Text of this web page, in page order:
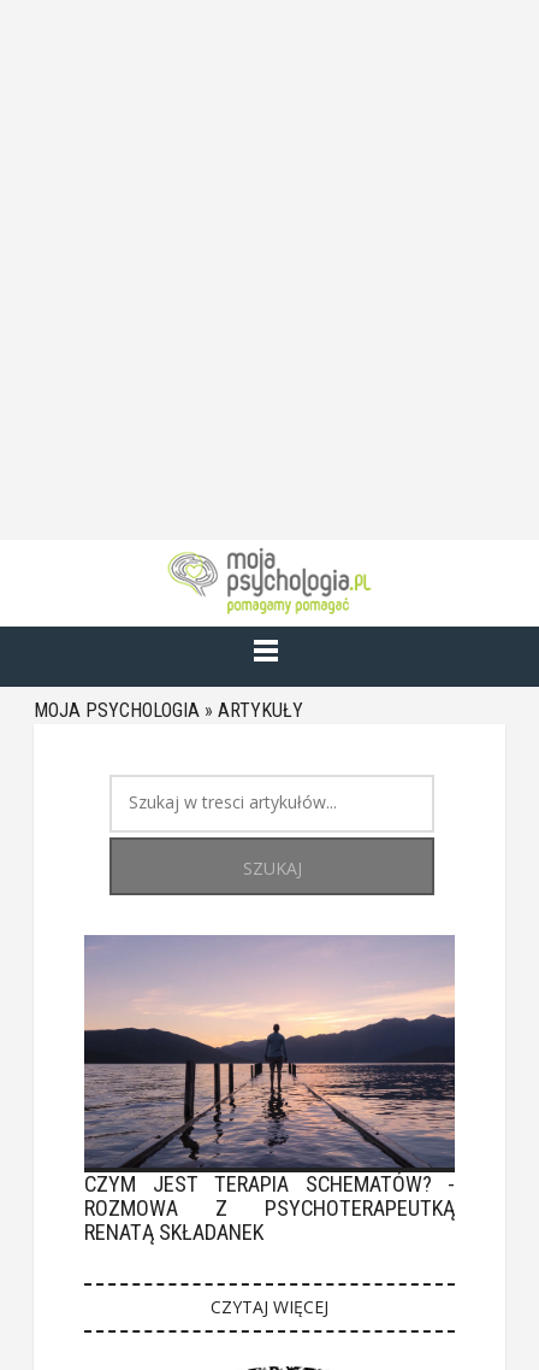
MOJA PSYCHOLOGIA » ARTYKUŁY
SZUKAJ
CZYM JEST TERAPIA SCHEMATÓW? -
ROZMOWA Z PSYCHOTERAPEUTKĄ
RENATĄ SKŁADANEK
CZYTAJ WIĘCEJ